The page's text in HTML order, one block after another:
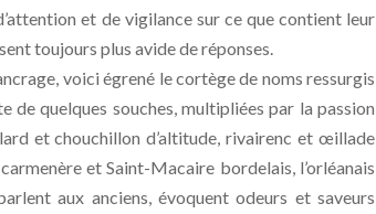
et de vigilance sur ce que contient leur
toujours plus avide de réponses.
voici égrené le cortège de noms ressurgis
de quelques souches, multipliées par la passion
et chouchillon d’altitude, rivairenc et œillade
et Saint-Macaire bordelais, l’orléanais
aux anciens, évoquent odeurs et saveurs